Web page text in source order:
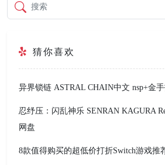
搜索
猜你喜欢
异界锁链 ASTRAL CHAIN中文 nsp+金
忍纾压：闪乱神乐 SENRAN KAGURA
网盘
8款值得购买的超低价打折Switch游戏推